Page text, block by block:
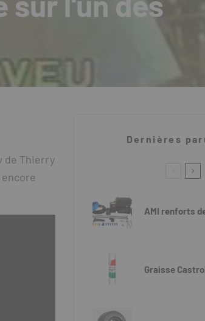
de Thierry
Dernières
AMI renforts
Graisse